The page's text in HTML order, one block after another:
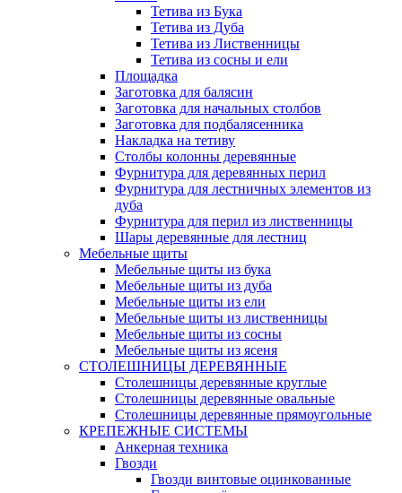
Тетива из Бука
Тетива из Дуба
Тетива из Лиственницы
Тетива из сосны и ели
Площадка
Заготовка для балясин
Заготовка для начальных столбов
Заготовка для подбалясенника
Накладка на тетиву
Столбы колонны деревянные
Фурнитура для деревянных перил
Фурнитура для лестничных элементов из
дуба
Фурнитура для перил из лиственницы
Шары деревянные для лестниц
Мебельные щиты
Мебельные щиты из бука
Мебельные щиты из дуба
Мебельные щиты из ели
Мебельные щиты из лиственницы
Мебельные щиты из сосны
Мебельные щиты из ясеня
СТОЛЕШНИЦЫ ДЕРЕВЯННЫЕ
Столешницы деревянные круглые
Столешницы деревянные овальные
Столешницы деревянные прямоугольные
КРЕПЕЖНЫЕ СИСТЕМЫ
Анкерная техника
Гвозди
Гвозди винтовые оцинкованные